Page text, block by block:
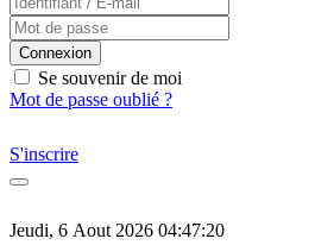
Connexion
Se souvenir de moi
Mot de passe oublié ?
S'inscrire
Jeudi, 6 Aout 2026 04:47:20